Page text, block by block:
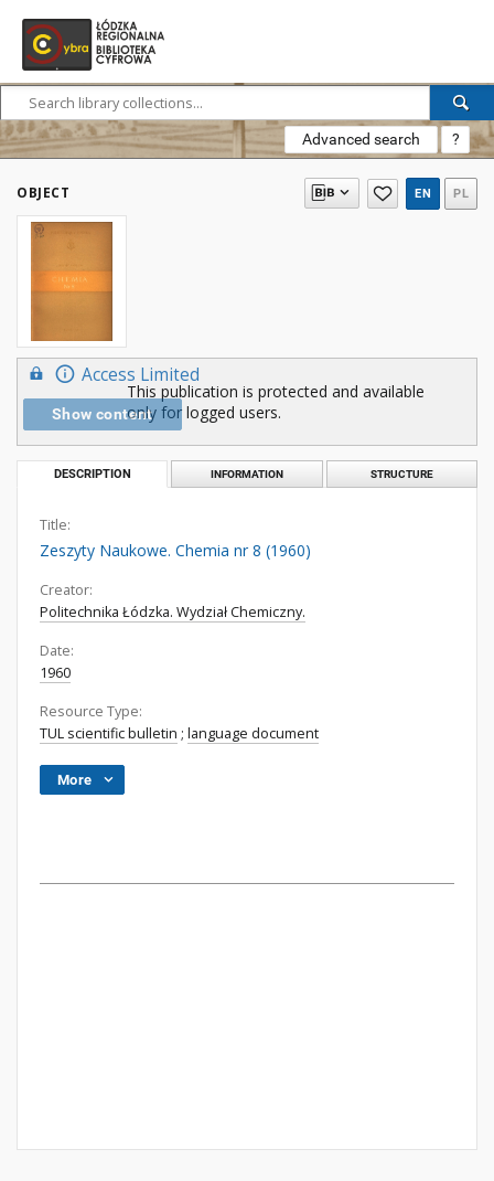
Advanced search ?
OBJECT EN PL
Access Limited
Show content
This publication is protected and available
only for logged users.
DESCRIPTION INFORMATION STRUCTURE
Title:
Zeszyty Naukowe. Chemia nr 8 (1960)
Creator:
Politechnika Łódzka. Wydział Chemiczny.
Date:
1960
Resource Type:
TUL scientific bulletin ; language document
More